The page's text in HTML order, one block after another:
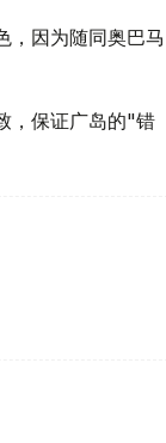
，因为随同奥巴马
，保证广岛的"错